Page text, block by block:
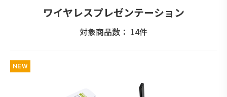
ワイヤレスプレゼンテーション
対象商品数： 14件
NEW